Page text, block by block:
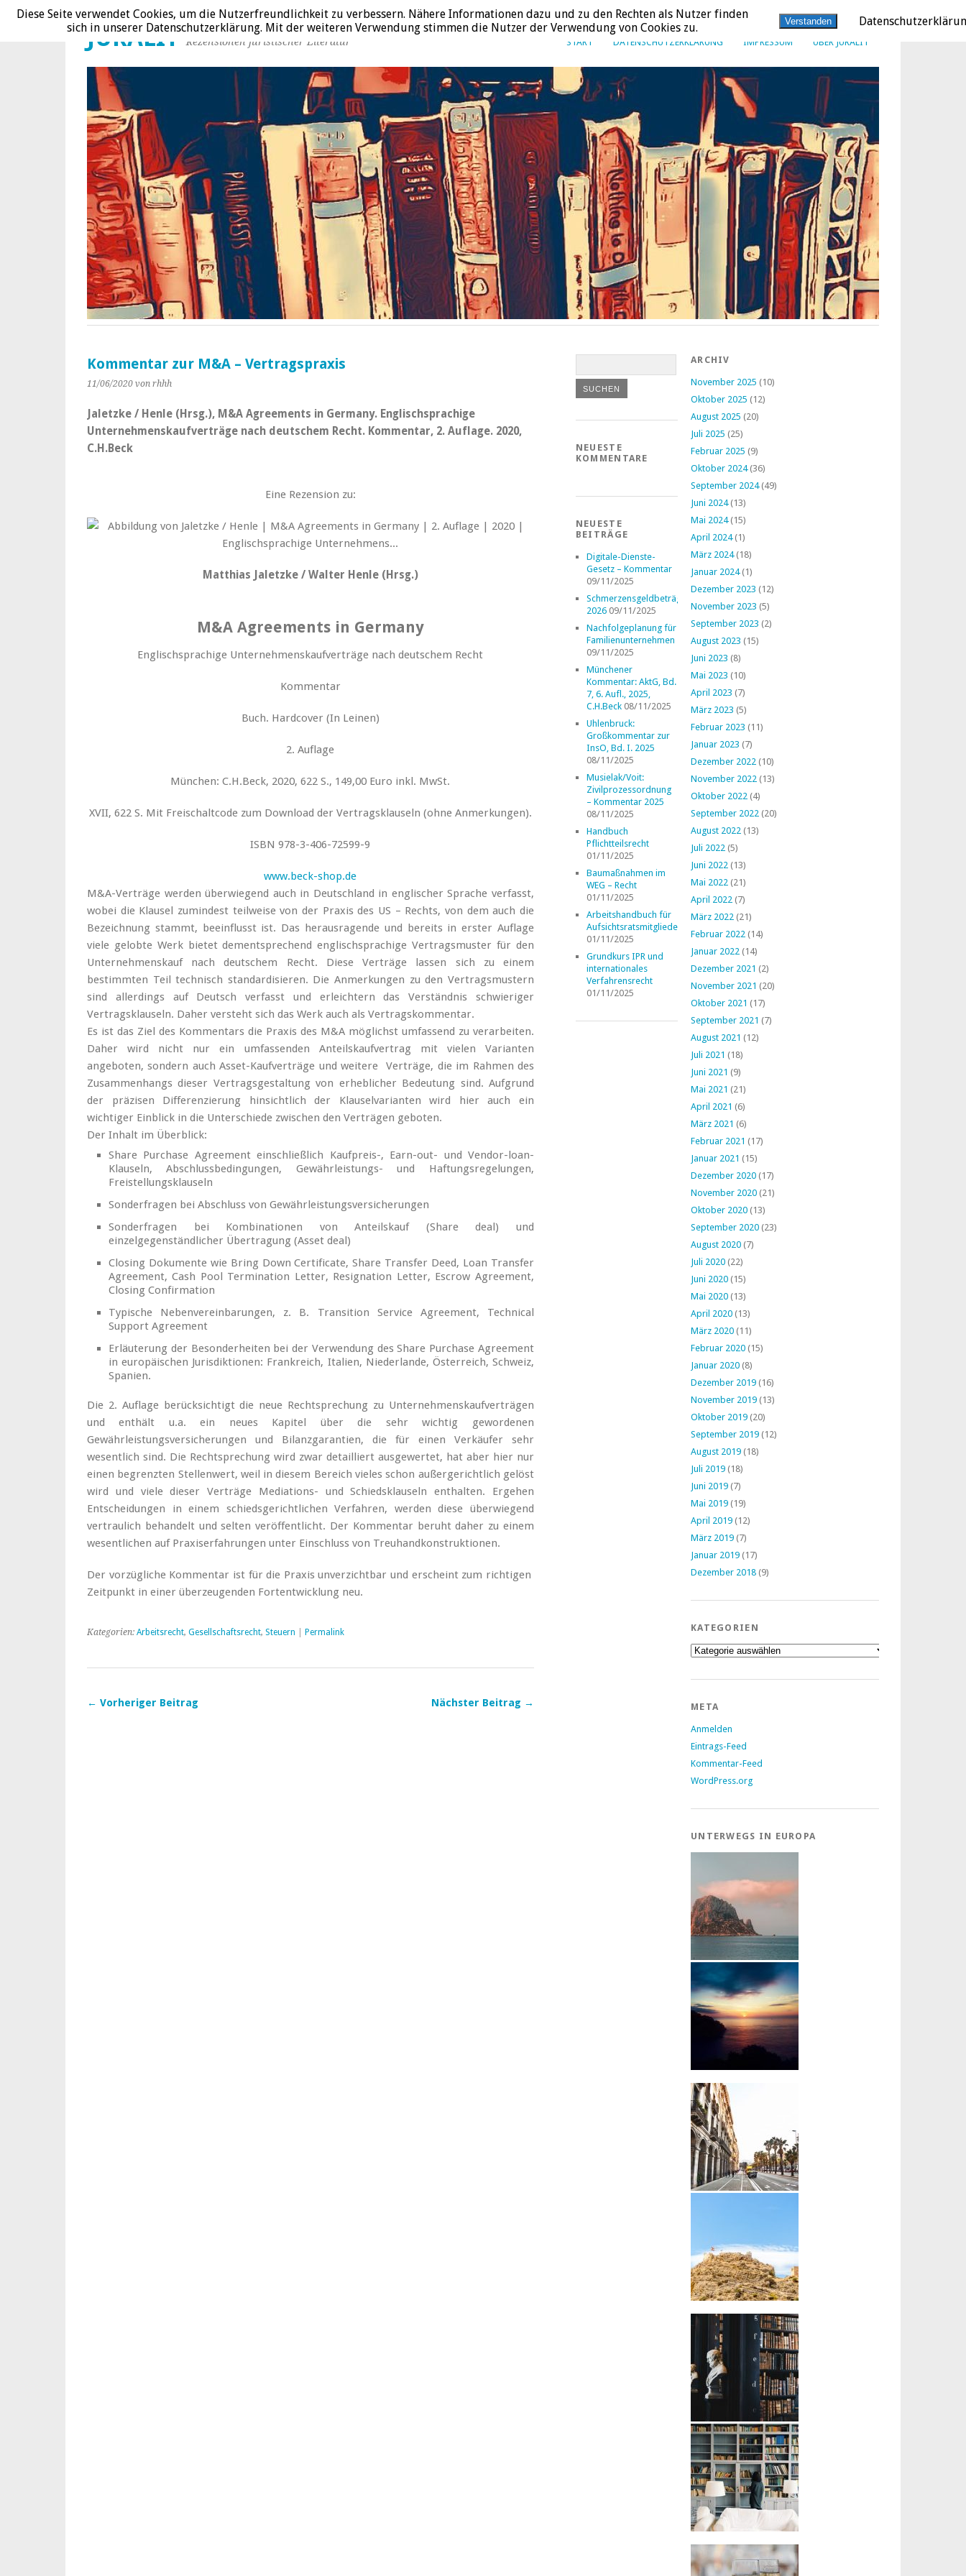
START DATENSCHUTZERKLÄRUNG IMPRESSUM ÜBER JURALIT
JURALIT Rezensionen juristischer Literatur
Kommentar zur M&A – Vertragspraxis
11/06/2020 von rhhh
Jaletzke / Henle (Hrsg.), M&A Agreements in Germany. Englischsprachige
Unternehmenskaufverträge nach deutschem Recht. Kommentar, 2. Auflage. 2020,
C.H.Beck
Eine Rezension zu:
Matthias Jaletzke / Walter Henle (Hrsg.)
M&A Agreements in Germany
Englischsprachige Unternehmenskaufverträge nach deutschem Recht
Kommentar
Buch. Hardcover (In Leinen)
2. Auflage
München: C.H.Beck, 2020, 622 S., 149,00 Euro inkl. MwSt.
XVII, 622 S. Mit Freischaltcode zum Download der Vertragsklauseln (ohne Anmerkungen).
ISBN 978-3-406-72599-9
www.beck-shop.de
M&A-Verträge werden überwiegend auch in Deutschland in englischer Sprache verfasst,
wobei die Klausel zumindest teilweise von der Praxis des US – Rechts, von dem auch die
Bezeichnung stammt, beeinflusst ist. Das herausragende und bereits in erster Auflage
viele gelobte Werk bietet dementsprechend englischsprachige Vertragsmuster für den
Unternehmenskauf nach deutschem Recht. Diese Verträge lassen sich zu einem
bestimmten Teil technisch standardisieren. Die Anmerkungen zu den Vertragsmustern
sind allerdings auf Deutsch verfasst und erleichtern das Verständnis schwieriger
Vertragsklauseln. Daher versteht sich das Werk auch als Vertragskommentar.
Es ist das Ziel des Kommentars die Praxis des M&A möglichst umfassend zu verarbeiten.
Daher wird nicht nur ein umfassenden Anteilskaufvertrag mit vielen Varianten
angeboten, sondern auch Asset-Kaufverträge und weitere Verträge, die im Rahmen des
Zusammenhangs dieser Vertragsgestaltung von erheblicher Bedeutung sind. Aufgrund
der präzisen Differenzierung hinsichtlich der Klauselvarianten wird hier auch ein
wichtiger Einblick in die Unterschiede zwischen den Verträgen geboten.
Der Inhalt im Überblick:
Share Purchase Agreement einschließlich Kaufpreis-, Earn-out- und Vendor-loan-
Klauseln, Abschlussbedingungen, Gewährleistungs- und Haftungsregelungen,
Freistellungsklauseln
Sonderfragen bei Abschluss von Gewährleistungsversicherungen
Sonderfragen bei Kombinationen von Anteilskauf (Share deal) und
einzelgegenständlicher Übertragung (Asset deal)
Closing Dokumente wie Bring Down Certificate, Share Transfer Deed, Loan Transfer
Agreement, Cash Pool Termination Letter, Resignation Letter, Escrow Agreement,
Closing Confirmation
Typische Nebenvereinbarungen, z. B. Transition Service Agreement, Technical
Support Agreement
Erläuterung der Besonderheiten bei der Verwendung des Share Purchase Agreement
in europäischen Jurisdiktionen: Frankreich, Italien, Niederlande, Österreich, Schweiz,
Spanien.
Die 2. Auflage berücksichtigt die neue Rechtsprechung zu Unternehmenskaufverträgen
und enthält u.a. ein neues Kapitel über die sehr wichtig gewordenen
Gewährleistungsversicherungen und Bilanzgarantien, die für einen Verkäufer sehr
wesentlich sind. Die Rechtsprechung wird zwar detailliert ausgewertet, hat aber hier nur
einen begrenzten Stellenwert, weil in diesem Bereich vieles schon außergerichtlich gelöst
wird und viele dieser Verträge Mediations- und Schiedsklauseln enthalten. Ergehen
Entscheidungen in einem schiedsgerichtlichen Verfahren, werden diese überwiegend
vertraulich behandelt und selten veröffentlicht. Der Kommentar beruht daher zu einem
wesentlichen auf Praxiserfahrungen unter Einschluss von Treuhandkonstruktionen.
Der vorzügliche Kommentar ist für die Praxis unverzichtbar und erscheint zum richtigen
Zeitpunkt in einer überzeugenden Fortentwicklung neu.
Kategorien: Arbeitsrecht, Gesellschaftsrecht, Steuern Permalink
← Vorheriger Beitrag Nächster Beitrag →
NEUESTE
KOMMENTARE
NEUESTE
BEITRÄGE
Digitale-Dienste-
Gesetz – Kommentar
09/11/2025
Schmerzensgeldbeträge
2026 09/11/2025
Nachfolgeplanung für
Familienunternehmen
09/11/2025
Münchener
Kommentar: AktG, Bd.
7, 6. Aufl., 2025,
C.H.Beck 08/11/2025
Uhlenbruck:
Großkommentar zur
InsO, Bd. I. 2025
08/11/2025
Musielak/Voit:
Zivilprozessordnung
– Kommentar 2025
08/11/2025
Handbuch
Pflichtteilsrecht
01/11/2025
Baumaßnahmen im
WEG – Recht
01/11/2025
Arbeitshandbuch für
Aufsichtsratsmitglieder
01/11/2025
Grundkurs IPR und
internationales
Verfahrensrecht
01/11/2025
ARCHIV
November 2025 (10)
Oktober 2025 (12)
August 2025 (20)
Juli 2025 (25)
Februar 2025 (9)
Oktober 2024(36)
September 2024(49)
Juni 2024(13)
Mai 2024(15)
April 2024(1)
März 2024(18)
Januar 2024(1)
Dezember 2023 (12)
November 2023 (5)
September 2023 (2)
August 2023 (15)
Juni 2023 (8)
Mai 2023 (10)
April 2023 (7)
März 2023 (5)
Februar 2023 (11)
Januar 2023 (7)
Dezember 2022 (10)
November 2022 (13)
Oktober 2022 (4)
September 2022 (20)
August 2022 (13)
Juli 2022 (5)
Juni 2022 (13)
Mai 2022 (21)
April 2022 (7)
März 2022 (21)
Februar 2022 (14)
Januar 2022 (14)
Dezember 2021 (2)
November 2021 (20)
Oktober 2021 (17)
September 2021 (7)
August 2021 (12)
Juli 2021 (18)
Juni 2021 (9)
Mai 2021 (21)
April 2021 (6)
März 2021 (6)
Februar 2021 (17)
Januar 2021 (15)
Dezember 2020 (17)
November 2020 (21)
Oktober 2020 (13)
September 2020 (23)
August 2020 (7)
Juli 2020 (22)
Juni 2020 (15)
Mai 2020 (13)
April 2020 (13)
März 2020 (11)
Februar 2020 (15)
Januar 2020 (8)
Dezember 2019 (16)
November 2019 (13)
Oktober 2019 (20)
September 2019 (12)
August 2019 (18)
Juli 2019 (18)
Juni 2019 (7)
Mai 2019 (19)
April 2019 (12)
März 2019 (7)
Januar 2019 (17)
Dezember 2018 (9)
KATEGORIEN
Kategorien
META
Anmelden
Eintrags-Feed
Kommentar-Feed
WordPress.org
UNTERWEGS IN EUROPA
Diese Seite verwendet Cookies, um die Nutzerfreundlichkeit zu verbessern. Nähere Informationen dazu und zu den Rechten als Nutzer finden
sich in unserer Datenschutzerklärung. Mit der weiteren Verwendung stimmen die Nutzer der Verwendung von Cookies zu.
Verstanden